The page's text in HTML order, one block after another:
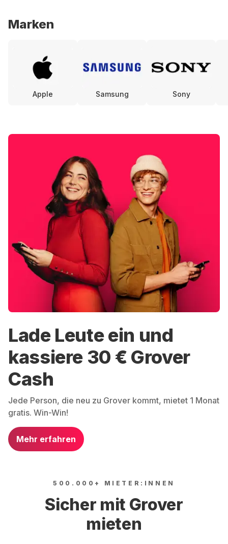
Marken
Apple Samsung Sony
Lade Leute ein und
kassiere 30 € Grover
Cash
Jede Person, die neu zu Grover kommt, mietet 1 Monat
gratis. Win-Win!
Mehr erfahren
500.000+ MIETER:INNEN
Sicher mit Grover
mieten